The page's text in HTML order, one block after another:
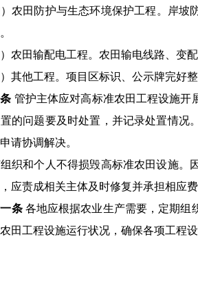
） 农田防护与生态环境保护工程。 岸坡
。
） 农田输配电工程。 农田输电线路、变
） 其他工程。 项目区标识、公示牌完好
管护主体应对高标准农田工程设施开
的问题要及时处置，并记录处置情况
请协调解决。
织和个人不得损毁高标准农田设施。
应责成相关主体及时修复并承担相应费
条 各地应根据农业生产需要， 定期组
田工程设施运行状况， 确保各项工程